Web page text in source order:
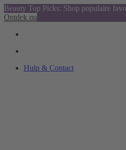
Beauty Top Picks: Shop populaire
Ontdek nu
Hulp & Contact